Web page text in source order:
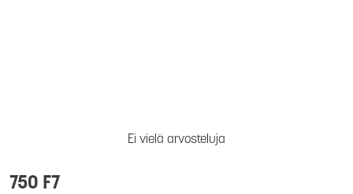
Ei vielä arvosteluja
750 F7